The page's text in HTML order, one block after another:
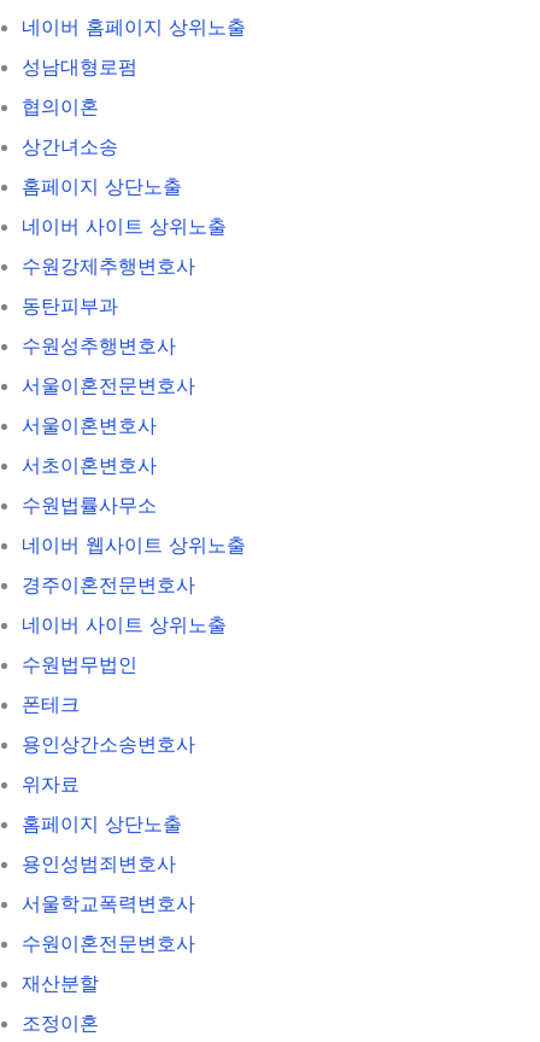
네이버 홈페이지 상위노출
성남대형로펌
협의이혼
상간녀소송
홈페이지 상단노출
네이버 사이트 상위노출
수원강제추행변호사
동탄피부과
수원성추행변호사
서울이혼전문변호사
서울이혼변호사
서초이혼변호사
수원법률사무소
네이버 웹사이트 상위노출
경주이혼전문변호사
네이버 사이트 상위노출
수원법무법인
폰테크
용인상간소송변호사
위자료
홈페이지 상단노출
용인성범죄변호사
서울학교폭력변호사
수원이혼전문변호사
재산분할
조정이혼